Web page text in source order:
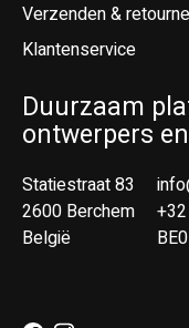
Verzenden &
Klantenservice
Duurzaam
ontwerpers
Statiestraat 83
2600 Berchem
België